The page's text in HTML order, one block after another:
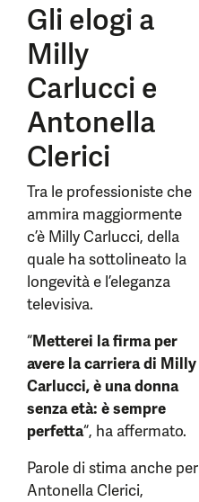
Gli elogi a
Milly
Carlucci e
Antonella
Clerici
Tra le professioniste che
ammira maggiormente
c’è Milly Carlucci, della
quale ha sottolineato la
longevità e l’eleganza
televisiva.
“Metterei la firma per
avere la carriera di Milly
Carlucci, è una donna
senza età: è sempre
perfetta“, ha affermato.
Parole di stima anche per
Antonella Clerici,